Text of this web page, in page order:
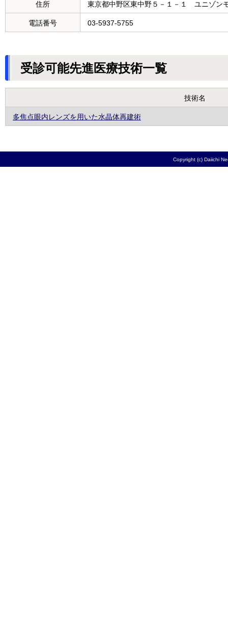
住所 東京都中野区東中野５－１－１ ユニゾン
電話番号 03-5937-5755
受診可能先進医療技術一覧
技術名
多焦点眼内レンズを用いた水晶体再建術
Copyright (c) Daiichi